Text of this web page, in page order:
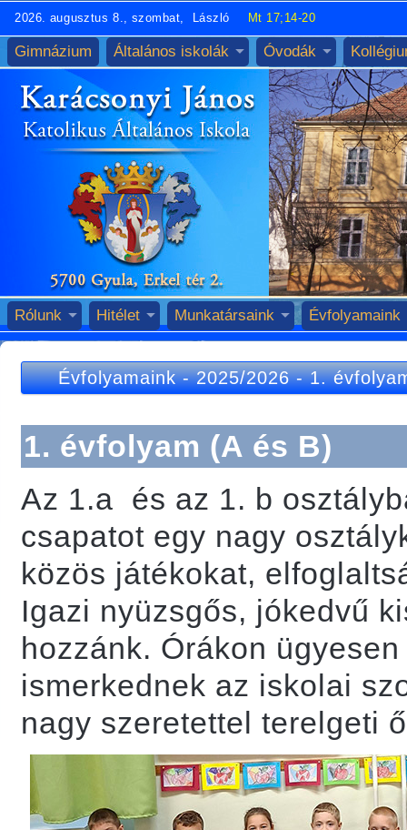
2026. augusztus 8., szombat, László Mt 17;14-20
Gimnázium Általános iskolák Óvodák
Rólunk Hitélet Munkatársaink Évfolyamaink
Évfolyamaink-2025/2026-1.
1. évfolyam (A és B)
Az 1.a és az 1. b
csapatot egy nagy
közös játékokat,
Igazi nyüzsgős, jókedvű
hozzánk. Órákon
ismerkednek az iskolai
nagy szeretettel terelgeti